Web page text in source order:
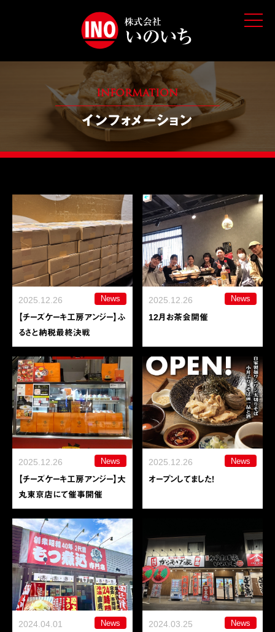
t
o
n
INFORMATION
インフォメーション
2025.12.26 News
【チーズケーキ工房アンジー】ふ
るさと納税最終決戦
2025.12.26 News
12月お茶会開催
2025.12.26 News
【チーズケーキ工房アンジー】大
丸東京店にて催事開催
2025.12.26 News
オープンしてました！
2024.04.01 News 2024.03.25 News